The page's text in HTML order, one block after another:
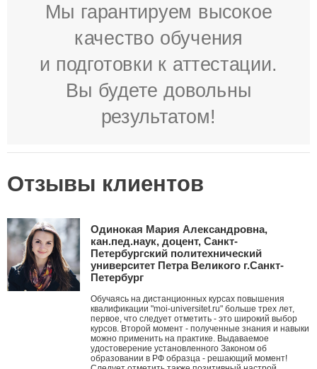
Мы гарантируем высокое
качество обучения
и подготовки к аттестации.
Вы будете довольны
результатом!
Отзывы клиентов
Одинокая Мария Александровна,
кан.пед.наук, доцент, Санкт-
Петербургский политехнический
университет Петра Великого г.Санкт-
Петербург
Обучаясь на дистанционных курсах повышения
квалификации "moi-universitet.ru" больше трех лет,
первое, что следует отметить - это широкий выбор
курсов. Второй момент - полученные знания и навыки
можно применить на практике. Выдаваемое
удостоверение установленного Законом об
образовании в РФ образца - решающий момент!